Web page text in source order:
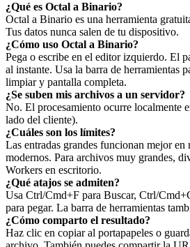
¿Qué es Octal a Binario?
Octal a Binario es una herramienta
Tus datos nunca salen de tu dispositivo.
¿Cómo uso Octal a Binario?
Pega o escribe en el editor izquierdo. El
al instante. Usa la barra de herramientas
limpiar y pantalla completa.
¿Se suben mis archivos a un servidor?
No. El procesamiento ocurre localmente
lado del cliente).
¿Cuáles son los límites?
Las entradas grandes funcionan mejor en
modernos. Para archivos muy grandes,
Workers en escritorio.
¿Qué atajos se admiten?
Usa Ctrl/Cmd+F para Buscar, Ctrl/
para pegar. La barra de herramientas
¿Cómo comparto el resultado?
Haz clic en copiar al portapapeles o